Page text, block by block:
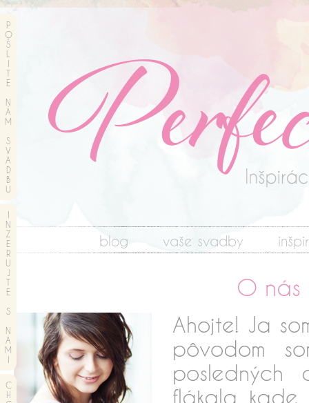
blog vaše svadby
O nás
Ahojte! Ja
pôvodom
posledných
flákala
P
O
Š
T
E
N
Á
M
S
V
A
D
B
U
N
Z
E
R
U
T
E
S
N
A
M
C
H